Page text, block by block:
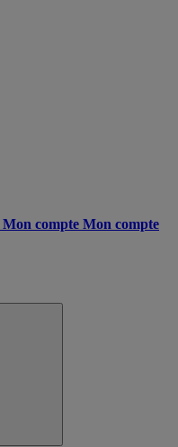
Mon compte Mon compte